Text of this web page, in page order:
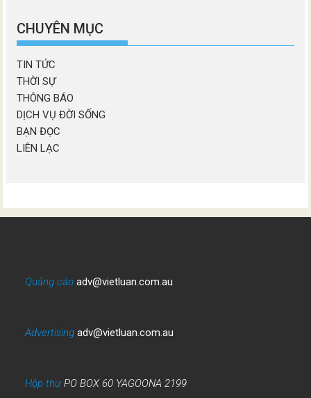
mục
CHUYÊN MỤC
TIN TỨC
THỜI SỰ
THÔNG BÁO
DỊCH VỤ ĐỜI SỐNG
BẠN ĐỌC
LIÊN LẠC
Quảng cáo adv@vietluan.com.au
Advertising adv@vietluan.com.au
Hộp thưPO BOX 60 YAGOONA 2199